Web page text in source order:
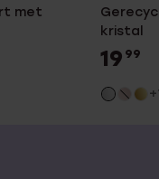
met
kristal
19 99